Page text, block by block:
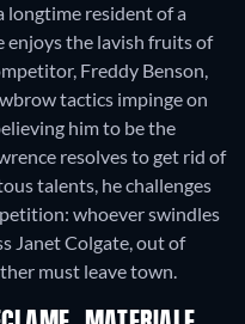
longtime resident of a
enjoys the lavish fruits of
Freddy Benson,
tactics impinge on
him to be the
resolves to get rid of
talents, he challenges
whoever swindles
Janet Colgate, out of
must leave town.